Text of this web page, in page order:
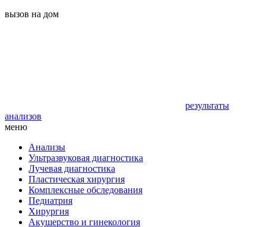
вызов на дом
результаты
анализов
меню
Анализы
Ультразвуковая диагностика
Лучевая диагностика
Пластическая хирургия
Комплексные обследования
Педиатрия
Хирургия
Акушерство и гинекология